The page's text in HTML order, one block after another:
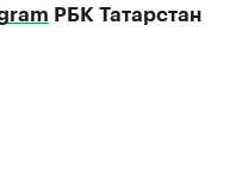
РБК Татарстан